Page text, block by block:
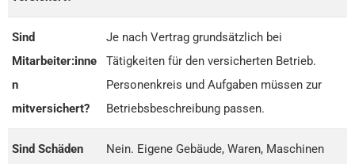
Sind
Mitarbeiter:inne
n
mitversichert?
Je nach Vertrag grundsätzlich bei
Tätigkeiten für den versicherten Betrieb.
Personenkreis und Aufgaben müssen zur
Betriebsbeschreibung passen.
Sind Schäden
Nein. Eigene Gebäude, Waren, Maschinen